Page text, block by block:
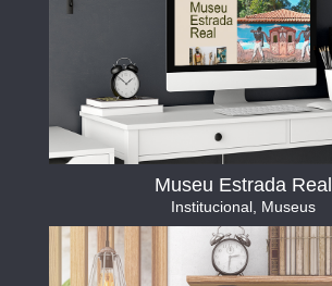
Museu Estrada Real
Institucional Museus